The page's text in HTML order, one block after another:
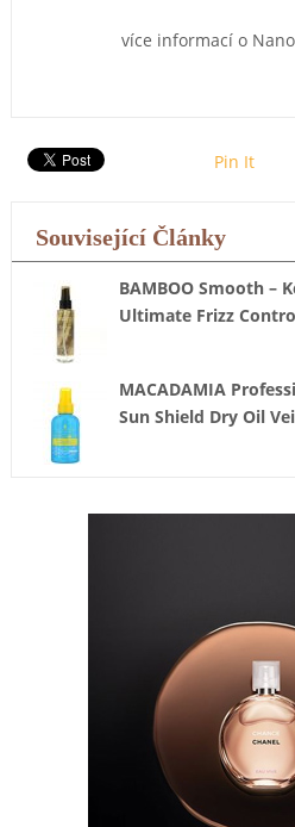
více informací o
Pin It
Související Články
BAMBOO Smooth –
Ultimate Frizz
MACADAMIA
Sun Shield Dry Oil